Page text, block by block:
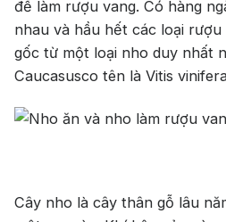
để làm rượu vang. Có hàng
nhau và hầu hết các loại
gốc từ một loại nho duy nhất
Caucasusco tên là Vitis
Cây nho là cây thân gỗ lâu